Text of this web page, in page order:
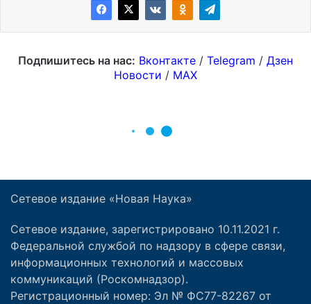
Сетевое издание «Новая Наука»
Сетевое издание, зарегистрировано 10.11.2021 г.
Федеральной службой по надзору в сфере связи,
информационных технологий и массовых
коммуникаций (Роскомнадзор).
Регистрационный номер: Эл № ФС77-82267 от